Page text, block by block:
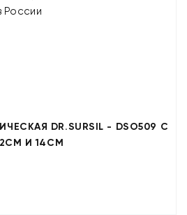
DR.SURSIL - DSO509 С
И 14СМ